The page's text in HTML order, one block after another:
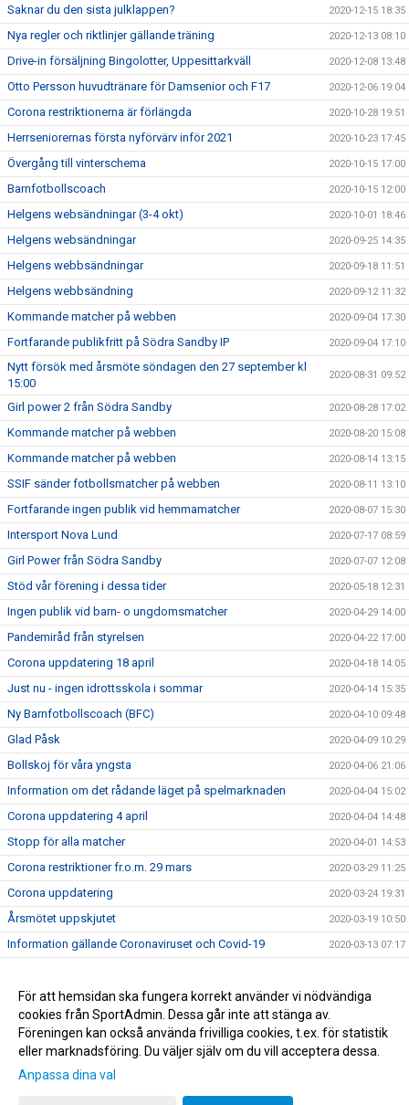
Saknar du den sista julklappen? 2020-12-15 18:35
Nya regler och riktlinjer gällande träning 2020-12-13 08:10
Drive-in försäljning Bingolotter, Uppesittarkväll 2020-12-08 13:48
Otto Persson huvudtränare för Damsenior och F17 2020-12-06 19:04
Corona restriktionerna är förlängda 2020-10-28 19:51
Herrseniorernas första nyförvärv inför 2021 2020-10-23 17:45
Övergång till vinterschema 2020-10-15 17:00
Barnfotbollscoach 2020-10-15 12:00
Helgens websändningar (3-4 okt) 2020-10-01 18:46
Helgens websändningar 2020-09-25 14:35
Helgens webbsändningar 2020-09-18 11:51
Helgens webbsändning 2020-09-12 11:32
Kommande matcher på webben 2020-09-04 17:30
Fortfarande publikfritt på Södra Sandby IP 2020-09-04 17:10
Nytt försök med årsmöte söndagen den 27 september kl
15:00
2020-08-31 09:52
Girl power 2 från Södra Sandby 2020-08-28 17:02
Kommande matcher på webben 2020-08-20 15:08
Kommande matcher på webben 2020-08-14 13:15
SSIF sänder fotbollsmatcher på webben 2020-08-11 13:10
Fortfarande ingen publik vid hemmamatcher 2020-08-07 15:30
Intersport Nova Lund 2020-07-17 08:59
Girl Power från Södra Sandby 2020-07-07 12:08
Stöd vår förening i dessa tider 2020-05-18 12:31
Ingen publik vid barn- o ungdomsmatcher 2020-04-29 14:00
Pandemiråd från styrelsen 2020-04-22 17:00
Corona uppdatering 18 april 2020-04-18 14:05
Just nu - ingen idrottsskola i sommar 2020-04-14 15:35
Ny Barnfotbollscoach (BFC) 2020-04-10 09:48
Glad Påsk 2020-04-09 10:29
Bollskoj för våra yngsta 2020-04-06 21:06
Information om det rådande läget på spelmarknaden 2020-04-04 15:02
Corona uppdatering 4 april 2020-04-04 14:48
Stopp för alla matcher 2020-04-01 14:53
Corona restriktioner fr.o.m. 29 mars 2020-03-29 11:25
Corona uppdatering 2020-03-24 19:31
Årsmötet uppskjutet 2020-03-19 10:50
Information gällande Coronaviruset och Covid-19 2020-03-13 07:17
Huvudtränare för våra damer 2020-02-14 13:27
Ny Hemsida 2020-01-30 20:55
Gå till Webbversion
För att hemsidan ska fungera korrekt använder vi nödvändiga
cookies från SportAdmin. Dessa går inte att stänga av.
Föreningen kan också använda frivilliga cookies, t.ex. för statistik
eller marknadsföring. Du väljer själv om du vill acceptera dessa.
Anpassa dina val